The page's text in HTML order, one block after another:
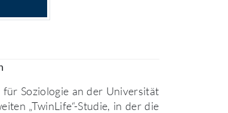
Soziologie an der Universität
„TwinLife“-Studie, in der die